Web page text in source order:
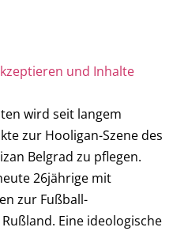
und Inhalte
wird seit langem
zur Hooligan-Szene des
Belgrad zu pflegen.
26jährige mit
zur Fußball-
Eine ideologische